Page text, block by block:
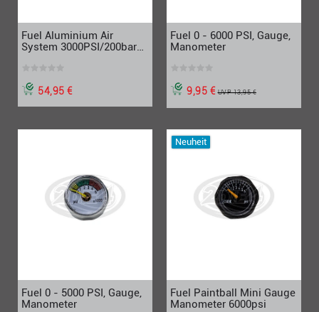
Fuel Aluminium Air
System 3000PSI/200bar
54,95 €
Fuel 0 - 6000 PSI, Gauge,
Manometer
9,95 €UVP 13,95 €
Fuel 0 - 5000 PSI, Gauge,
Manometer
Neuheit
Fuel Paintball Mini Gauge
Manometer 6000psi